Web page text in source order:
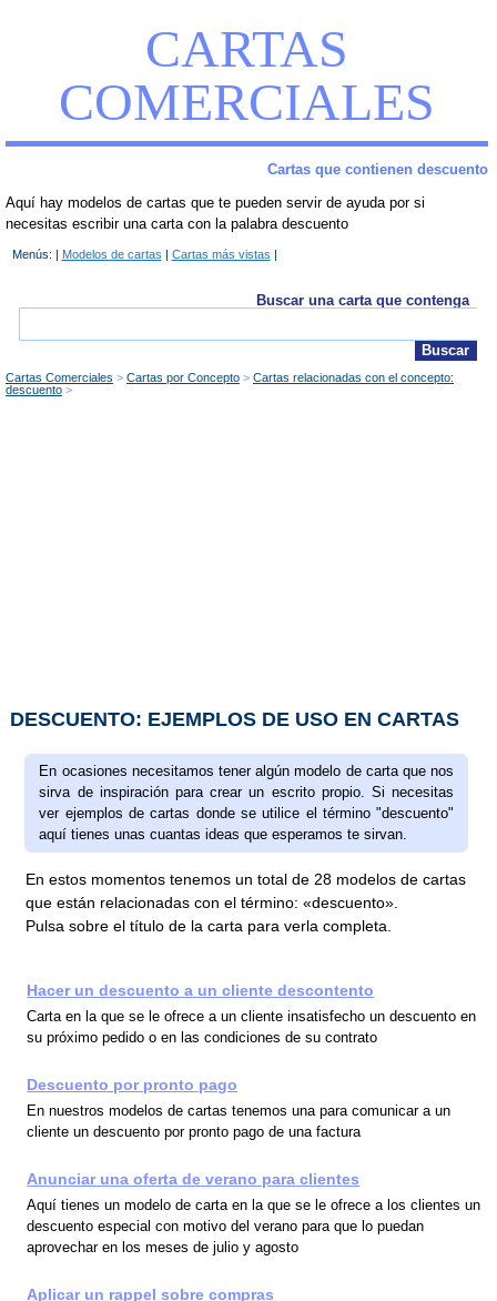
CARTAS
COMERCIALES
Cartas que contienen descuento
Aquí hay modelos de cartas que te pueden servir de ayuda por si
necesitas escribir una carta con la palabra descuento
Menús: | Modelos de cartas Cartas más vistas
Buscar una carta que contenga
Cartas Comerciales Cartas por Concepto
Cartas relacionadas con el concepto:
descuento
DESCUENTO: EJEMPLOS DE USO EN CARTAS
En ocasiones necesitamos tener algún modelo de carta que nos
sirva de inspiración para crear un escrito propio. Si necesitas
ver ejemplos de cartas donde se utilice el término "descuento"
aquí tienes unas cuantas ideas que esperamos te sirvan.
En estos momentos tenemos un total de 28 modelos de cartas
que están relacionadas con el término: «descuento».
Pulsa sobre el título de la carta para verla completa.
Hacer un descuento a un cliente descontento
Carta en la que se le ofrece a un cliente insatisfecho un descuento en
su próximo pedido o en las condiciones de su contrato
Descuento por pronto pago
En nuestros modelos de cartas tenemos una para comunicar a un
cliente un descuento por pronto pago de una factura
Anunciar una oferta de verano para clientes
Aquí tienes un modelo de carta en la que se le ofrece a los clientes un
descuento especial con motivo del verano para que lo puedan
aprovechar en los meses de julio y agosto
Aplicar un rappel sobre compras